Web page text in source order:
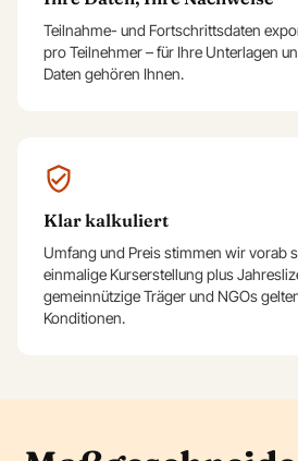
Teilnahme- und Fortschrittsdaten
pro Teilnehmer – für Ihre Unterlagen
Daten gehören Ihnen.
Klar kalkuliert
Umfang und Preis stimmen wir vorab
einmalige Kurserstellung plus
gemeinnützige Träger und NGOs
Konditionen.